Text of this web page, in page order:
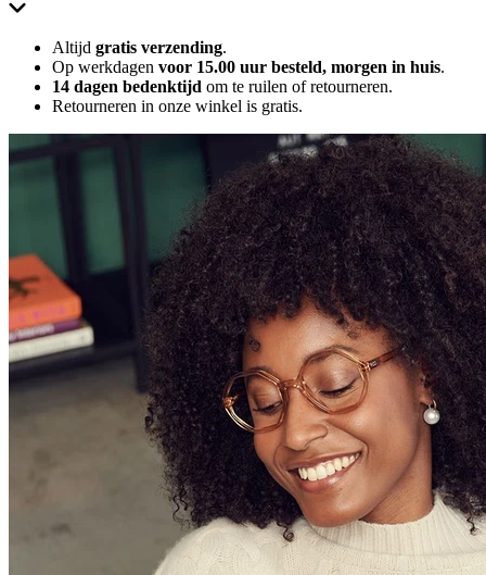
Altijd gratis verzending.
Op werkdagen voor 15.00 uur besteld, morgen in huis.
14 dagen bedenktijd om te ruilen of retourneren.
Retourneren in onze winkel is gratis.